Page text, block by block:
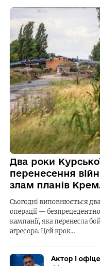
Два роки
перенесення
злам планів
Сьогодні виповнюється
операції —
кампанії, яка перенесла
агресора. Цей крок…
Актор і